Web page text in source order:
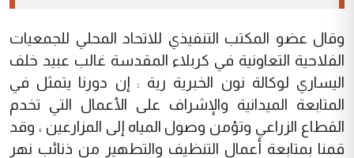
وقال عضو المكتب التنفيذي للاتحاد المحلي للجمعيات
الفلاحية التعاونية في كربلاء المقدسة غالب عبيد خلف
اليساري لوكالة نون الخبرية رية : إن دورنا يتمثل في
المتابعة الميدانية والإشراف على الأعمال التي تخدم
القطاع الزراعي وتؤمن وصول المياه إلى المزارعين ، وقد
قمنا بمتابعة أعمال التنظيف والتطهير من ذنائب نهر